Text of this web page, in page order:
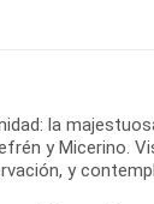
la
y Micerino.
y